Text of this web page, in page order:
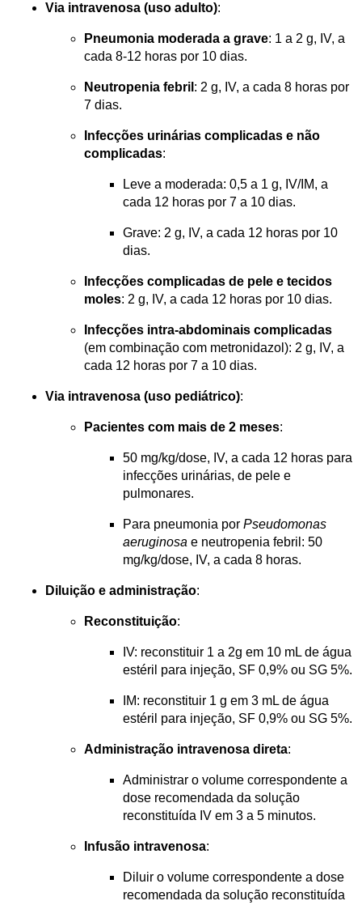
Via intravenosa (uso adulto):
Pneumonia moderada a grave: 1 a 2 g, IV, a
cada 8-12 horas por 10 dias.
Neutropenia febril : 2 g, IV, a cada 8 horas por
7 dias.
Infecções urinárias complicadas e não
complicadas:
Leve a moderada: 0,5 a 1 g, IV/IM, a
cada 12 horas por 7 a 10 dias.
Grave: 2 g, IV, a cada 12 horas por 10
dias.
Infecções complicadas de pele e tecidos
moles: 2 g, IV, a cada 12 horas por 10 dias.
Infecções intra-abdominais complicadas
(em combinação com metronidazol): 2 g, IV, a
cada 12 horas por 7 a 10 dias​​.
Via intravenosa (uso pediátrico):
Pacientes com mais de 2 meses:
50 mg/kg/dose, IV, a cada 12 horas para
infecções urinárias, de pele e
pulmonares.
Para pneumonia por Pseudomonas
aeruginosa e neutropenia febril: 50
mg/kg/dose, IV, a cada 8 horas​​.
Diluição e administração:
Reconstituição:
IV: reconstituir 1 a 2g em 10 mL de água
estéril para injeção, SF 0,9% ou SG 5%.
IM: reconstituir 1 g em 3 mL de água
estéril para injeção, SF 0,9% ou SG 5%.
Administração intravenosa direta:
Administrar o volume correspondente a
dose recomendada da solução
reconstituída IV em 3 a 5 minutos.
Infusão intravenosa:
Diluir o volume correspondente a dose
recomendada da solução reconstituída